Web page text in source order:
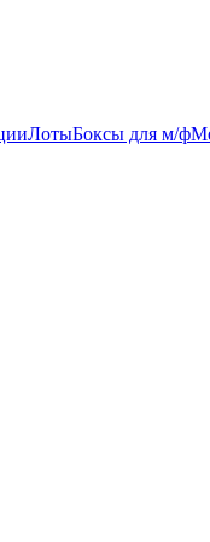
ЛотыБоксы для м/ф